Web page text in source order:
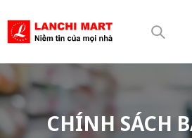
CHÍNH SÁCH